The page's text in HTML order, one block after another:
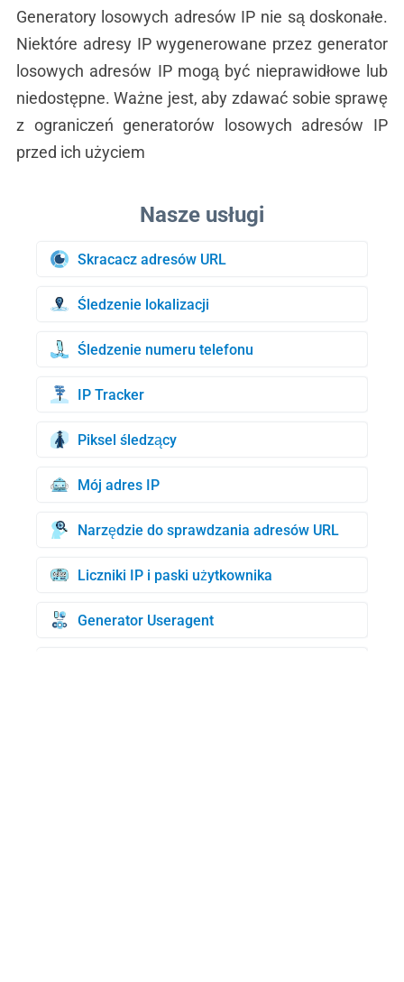
Generatory losowych adresów IP nie są doskonałe.
Niektóre adresy IP wygenerowane przez generator
losowych adresów IP mogą być nieprawidłowe lub
niedostępne. Ważne jest, aby zdawać sobie sprawę
z ograniczeń generatorów losowych adresów IP
przed ich użyciem
Skracacz adresów URL
Śledzenie lokalizacji
Śledzenie numeru telefonu
IP Tracker
Piksel śledzący
Mój adres IP
Narzędzie do sprawdzania adresów URL
Liczniki IP i paski użytkownika
Generator Useragent